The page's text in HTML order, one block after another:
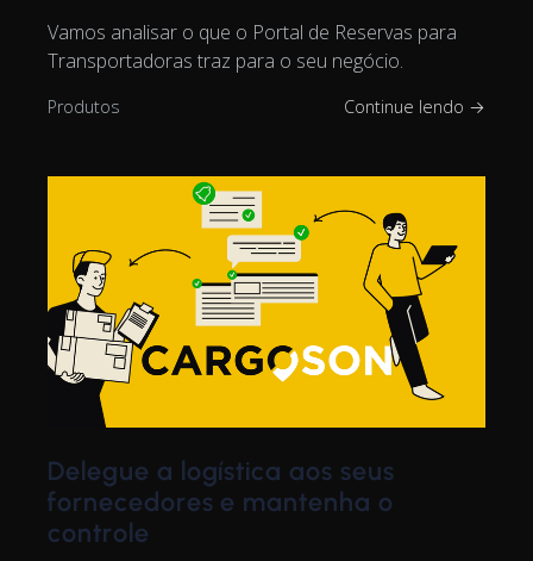
Vamos analisar o que o Portal de Reservas para
Transportadoras traz para o seu negócio.
Produtos Continue lendo →
Delegue a logística aos seus
fornecedores e mantenha o
controle